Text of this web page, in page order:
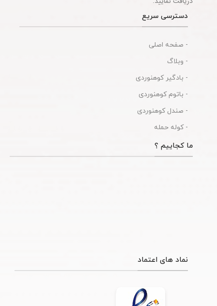
دسترسی سریع
- صفحه اصلی
- وبلاگ
- بادگیر کوهنوردی
- باتوم کوهنوردی
- صندل کوهنوردی
- کوله حمله
ما کجاییم ؟
نماد های اعتماد